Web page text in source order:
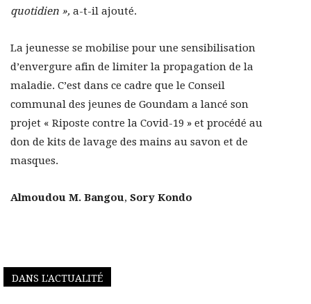
quotidien », a-t-il ajouté.
La jeunesse se mobilise pour une sensibilisation
d’envergure afin de limiter la propagation de la
maladie. C’est dans ce cadre que le Conseil
communal des jeunes de Goundam a lancé son
projet « Riposte contre la Covid-19 » et procédé au
don de kits de lavage des mains au savon et de
masques.
Almoudou M. Bangou, Sory Kondo
DANS L'ACTUALITÉ